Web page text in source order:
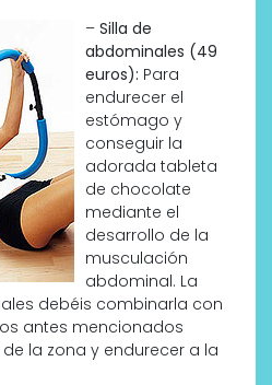
– Silla de
abdominales (49
euros): Para
endurecer el
estómago y
conseguir la
adorada tableta
de chocolate
mediante el
desarrollo de la
musculación
abdominal. La
debéis combinarla con
antes mencionados
la zona y endurecer a la